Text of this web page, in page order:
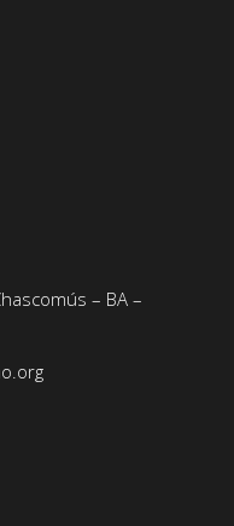
– BA –